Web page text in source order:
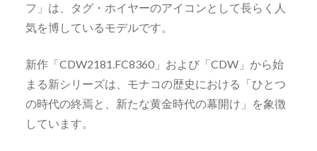
フ」は、タグ・ホイヤーのアイコンとして長らく人
気を博しているモデルです。
新作「CDW2181.FC8360」および「CDW」から始
まる新シリーズは、モナコの歴史における「ひとつ
の時代の終焉と、新たな黄金時代の幕開け」を象徴
しています。